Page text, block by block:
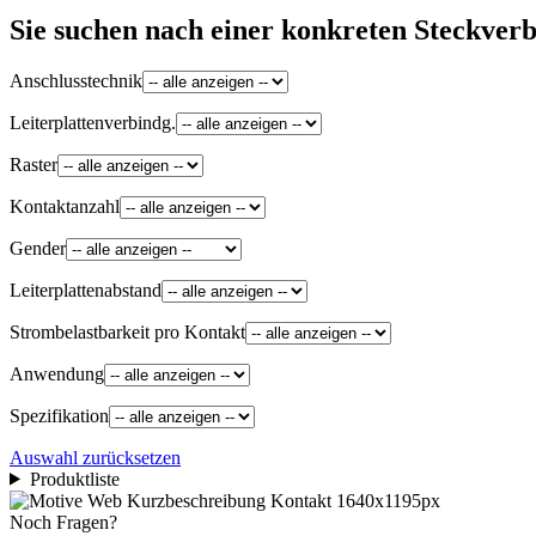
Sie suchen nach einer konkreten
Anschlusstechnik
Leiterplattenverbindg.
Raster
Kontaktanzahl
Gender
Leiterplattenabstand
Strombelastbarkeit pro Kontakt
Anwendung
Spezifikation
Auswahl zurücksetzen
Produktliste
Noch Fragen?